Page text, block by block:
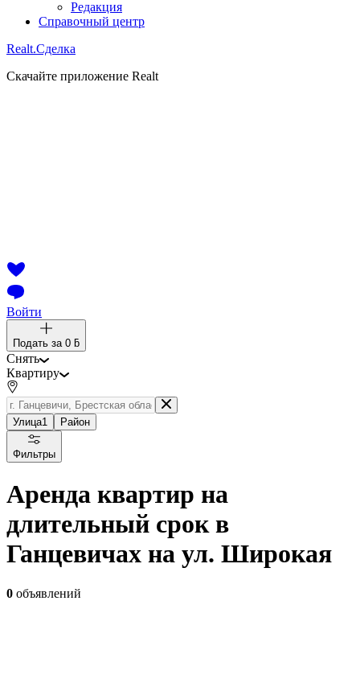
Редакция
Справочный центр
Realt.Сделка
Скачайте приложение Realt
Войти
Подать за 0 ƃ
Снять
Квартиру
Улица1 Район
Фильтры
Аренда квартир на
длительный срок в
Ганцевичах на ул. Широкая
0 объявлений